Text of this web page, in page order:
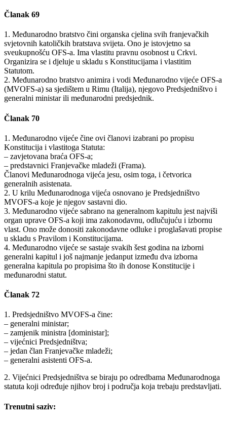
Članak 69
1. Međunarodno bratstvo čini organska cjelina svih franjevačkih
svjetovnih katoličkih bratstava svijeta. Ono je istovjetno sa
sveukupnošću OFS-a. Ima vlastitu pravnu osobnost u Crkvi.
Organizira se i djeluje u skladu s Konstitucijama i vlastitim
Statutom.
2. Međunarodno bratstvo animira i vodi Međunarodno vijeće OFS-a
(MVOFS-a) sa sjedištem u Rimu (Italija), njegovo Predsjedništvo i
generalni ministar ili međunarodni predsjednik.
Članak 70
1. Međunarodno vijeće čine ovi članovi izabrani po propisu
Konstitucija i vlastitoga Statuta:
– zavjetovana braća OFS-a;
– predstavnici Franjevačke mladeži (Frama).
Članovi Međunarodnoga vijeća jesu, osim toga, i četvorica
generalnih asistenata.
2. U krilu Međunarodnoga vijeća osnovano je Predsjedništvo
MVOFS-a koje je njegov sastavni dio.
3. Međunarodno vijeće sabrano na generalnom kapitulu jest najviši
organ uprave OFS-a koji ima zakonodavnu, odlučujuću i izbornu
vlast. Ono može donositi zakonodavne odluke i proglašavati propise
u skladu s Pravilom i Konstitucijama.
4. Međunarodno vijeće se sastaje svakih šest godina na izborni
generalni kapitul i još najmanje jedanput između dva izborna
generalna kapitula po propisima što ih donose Konstitucije i
međunarodni statut.
Članak 72
1. Predsjedništvo MVOFS-a čine:
– generalni ministar;
– zamjenik ministra [doministar];
– vijećnici Predsjedništva;
– jedan član Franjevačke mladeži;
– generalni asistenti OFS-a.
2. Vijećnici Predsjedništva se biraju po odredbama Međunarodnoga
statuta koji određuje njihov broj i područja koja trebaju predstavljati.
Trenutni saziv: